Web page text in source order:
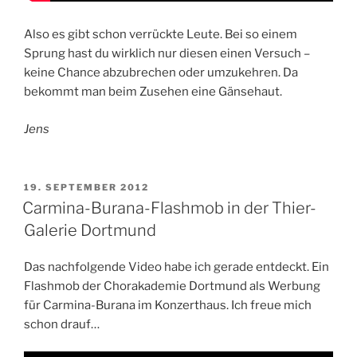
Also es gibt schon verrückte Leute. Bei so einem
Sprung hast du wirklich nur diesen einen Versuch –
keine Chance abzubrechen oder umzukehren. Da
bekommt man beim Zusehen eine Gänsehaut.
Jens
VERÖFFENTLICHT
AM
19. SEPTEMBER 2012
Carmina-Burana-Flashmob in der Thier-
Galerie Dortmund
Das nachfolgende Video habe ich gerade entdeckt. Ein
Flashmob der Chorakademie Dortmund als Werbung
für Carmina-Burana im Konzerthaus. Ich freue mich
schon drauf…